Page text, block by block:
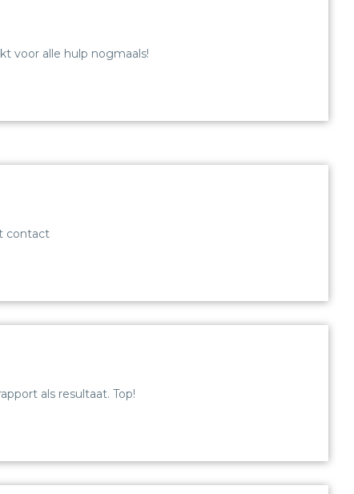
voor alle hulp nogmaals!
contact
als resultaat. Top!